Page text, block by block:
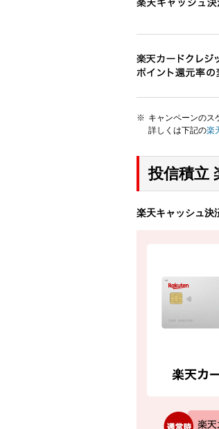
キャンペーンのス
詳しくは下記の楽
投信積立
楽天キャッシュ決